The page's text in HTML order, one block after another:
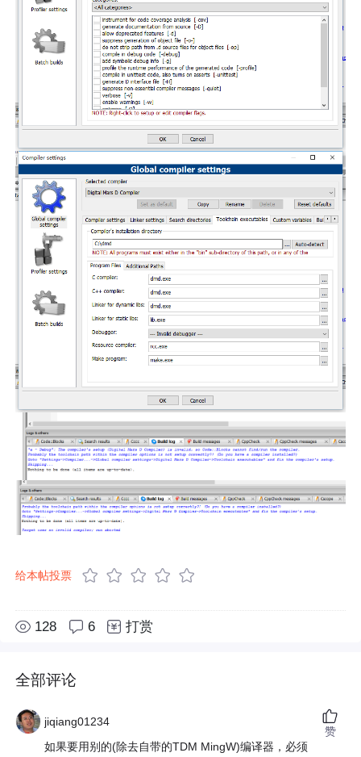
给本帖投票
128 6 打赏
全部评论
jiqiang01234
如果要用别的(除去自带的TDM MingW)编译器，必须
赞